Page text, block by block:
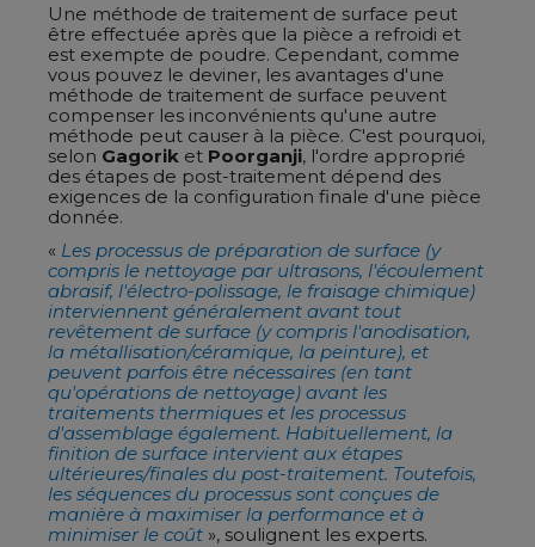
Une méthode de traitement de surface peut
être effectuée après que la pièce a refroidi et
est exempte de poudre. Cependant, comme
vous pouvez le deviner, les avantages d'une
méthode de traitement de surface peuvent
compenser les inconvénients qu'une autre
méthode peut causer à la pièce. C'est pourquoi,
selon Gagorik et Poorganji, l'ordre approprié
des étapes de post-traitement dépend des
exigences de la configuration finale d'une pièce
donnée.
« Les processus de préparation de surface (y
compris le nettoyage par ultrasons, l'écoulement
abrasif, l'électro-polissage, le fraisage chimique)
interviennent généralement avant tout
revêtement de surface (y compris l'anodisation,
la métallisation/céramique, la peinture), et
peuvent parfois être nécessaires (en tant
qu'opérations de nettoyage) avant les
traitements thermiques et les processus
d'assemblage également. Habituellement, la
finition de surface intervient aux étapes
ultérieures/finales du post-traitement. Toutefois,
les séquences du processus sont conçues de
manière à maximiser la performance et à
minimiser le coût », soulignent les experts.